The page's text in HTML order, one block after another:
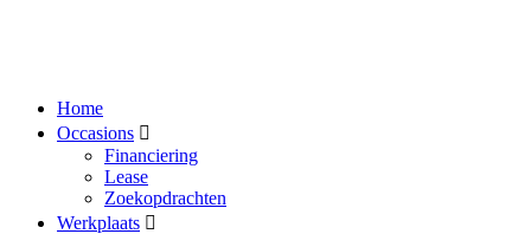
Home
Occasions
Financiering
Lease
Zoekopdrachten
Werkplaats